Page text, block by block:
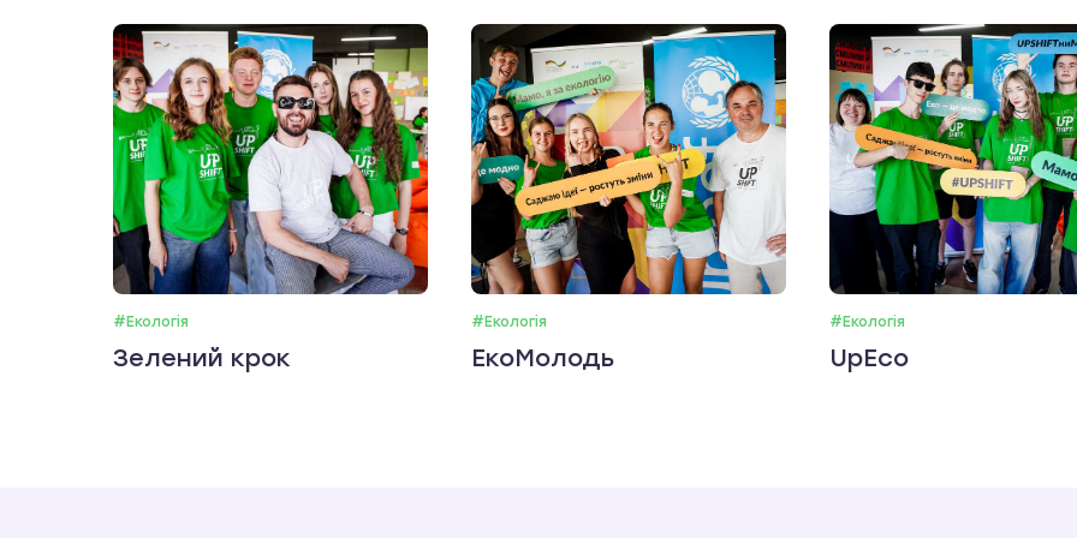
#Екологія
Зелений крок
#Екологія
ЕкоМолодь
#Екологія
UpEco